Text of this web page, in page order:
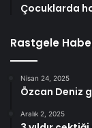
Çocuklarda
Rastgele
Nisan 24, 2025
Özcan Deniz
Aralık 2, 2025